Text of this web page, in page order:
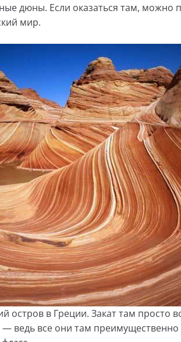
дюны. Если оказаться там, можно
мир.
остров в Греции. Закат там просто
ведь все они там преимущественно